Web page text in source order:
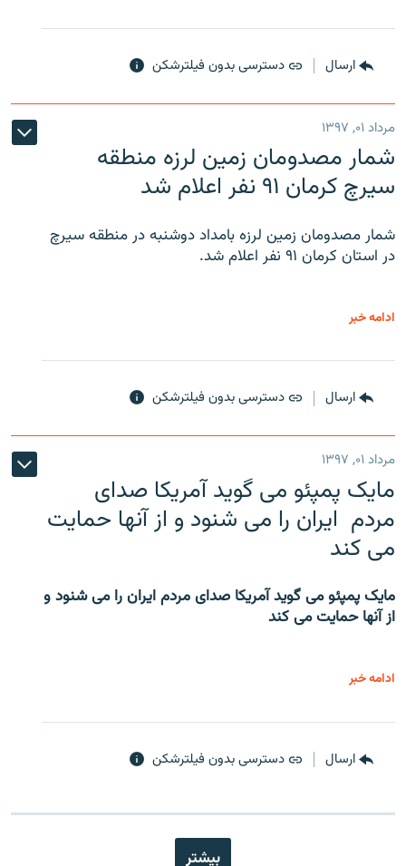
ارسال دسترسی بدون فیلترشکن
مرداد ۰۱, ۱۳۹۷
شمار مصدومان زمین لرزه منطقه
سیرچ کرمان ۹۱ نفر اعلام شد
شمار مصدومان زمین لرزه بامداد دوشنبه در منطقه سیرچ
در استان کرمان ۹۱ نفر اعلام شد.
ادامه خبر
ارسال دسترسی بدون فیلترشکن
مرداد ۰۱, ۱۳۹۷
مایک پمپئو می گوید آمریکا صدای
مردم ایران را می شنود و از آنها حمایت
می کند
مایک پمپئو می گوید آمریکا صدای مردم ایران را می شنود و
از آنها حمایت می کند
ادامه خبر
ارسال دسترسی بدون فیلترشکن
بیشتر